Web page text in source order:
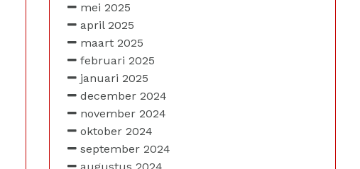
mei 2025
april 2025
maart 2025
februari 2025
januari 2025
december 2024
november 2024
oktober 2024
september 2024